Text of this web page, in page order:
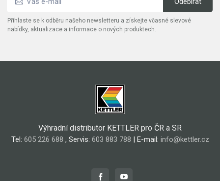
Přihlaste se k odběru našeho newsletteru a získejte včasné slevové
nabídky, aktualizace a informace o nových produktech.
Výhradní distributor KETTLER pro ČR a SR
Tel: 605 226 688 , Servis: 603 883 788 | E-mail: info@kettler.cz